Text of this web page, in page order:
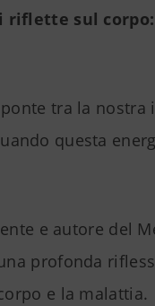
riflette sul
tra la
questa
e autore del
profonda
e la malattia.